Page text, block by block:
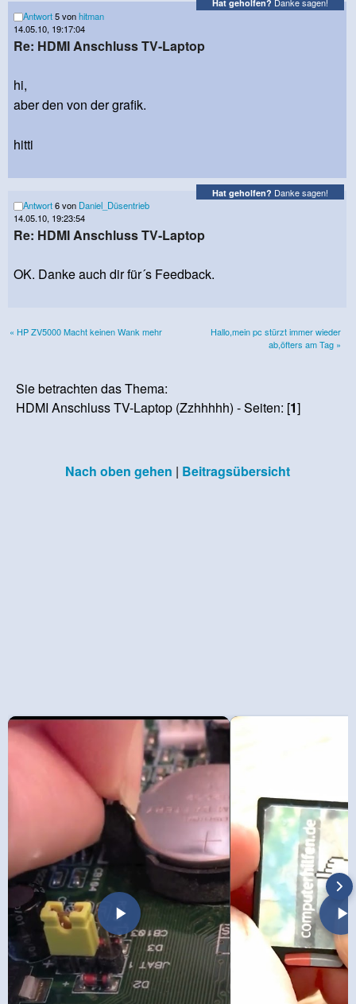
Hat geholfen? Danke sagen!
Antwort5 vonhitman
14.05.10, 19:17:04
Re: HDMI Anschluss TV-Laptop
hi,
aber den von der grafik.
hitti
Hat geholfen? Danke sagen!
Antwort6 von Daniel_Düsentrieb
14.05.10, 19:23:54
Re: HDMI Anschluss TV-Laptop
OK. Danke auch dir für´s Feedback.
« HP ZV5000 Macht keinen Wank mehr
Hallo,mein pc stürzt immer wieder
ab,öfters am Tag »
Sie betrachten das Thema:
HDMI Anschluss TV-Laptop (Zzhhhhh) - Seiten: [1]
Nach oben gehen | Beitragsübersicht